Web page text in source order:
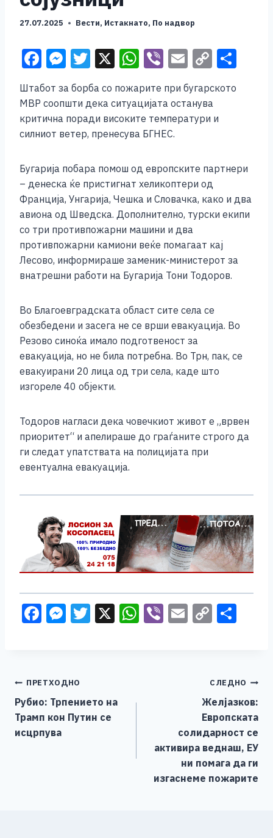
27.07.2025 Вести, Истакнато, По надвор
F
a
c
e
b
o
k
M
e
ss
e
n
er
T
wi
tt
er
X W
at
s
A
p
Vi
er
E
m
ai
l
C
p
y
k
Штабот за борба со пожарите при бугарското
МВР соопшти дека ситуацијата останува
критична поради високите температури и
силниот ветер, пренесува БГНЕС.
Бугарија побара помош од европските партнери
– денеска ќе пристигнат хеликоптери од
Франција, Унгарија, Чешка и Словачка, како и два
авиона од Шведска. Дополнително, турски екипи
со три противпожарни машини и два
противпожарни камиони веќе помагаат кај
Лесово, информираше заменик-министерот за
внатрешни работи на Бугарија Тони Тодоров.
Во Благоевградската област сите села се
обезбедени и засега не се врши евакуација. Во
Резово синоќа имало подготвеност за
евакуација, но не била потребна. Во Трн, пак, се
евакуирани 20 лица од три села, каде што
изгореле 40 објекти.
Тодоров нагласи дека човечкиот живот е „врвен
приоритет“ и апелираше до граѓаните строго да
ги следат упатствата на полицијата при
евентуална евакуација.
F
b
o
o
M
n
g
er
T X W Vi E C
Li
n
k
Навигација
на
напис
ПРЕТХОДНО
Рубио: Трпението на
Трамп кон Путин се
исцрпува
СЛЕДНО
Желјазков:
Европската
солидарност се
активира веднаш, ЕУ
ни помага да ги
изгаснеме пожарите